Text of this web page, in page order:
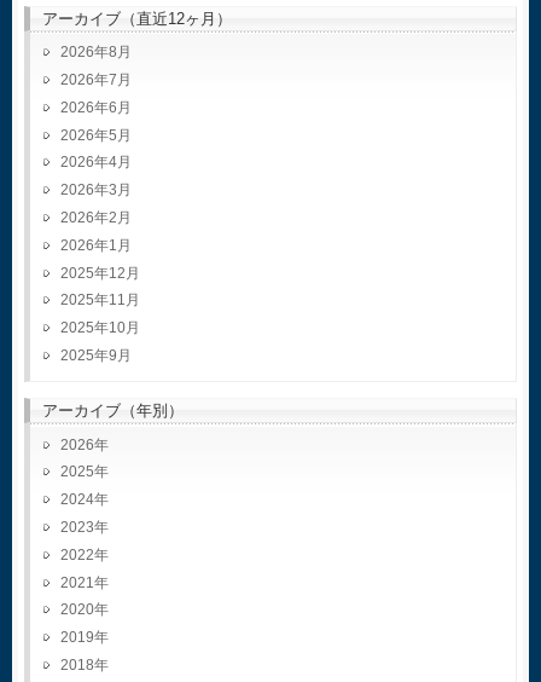
アーカイブ（直近12ヶ月）
2026年8月
2026年7月
2026年6月
2026年5月
2026年4月
2026年3月
2026年2月
2026年1月
2025年12月
2025年11月
2025年10月
2025年9月
アーカイブ（年別）
2026
2025
2024
2023
2022
2021
2020
2019
2018